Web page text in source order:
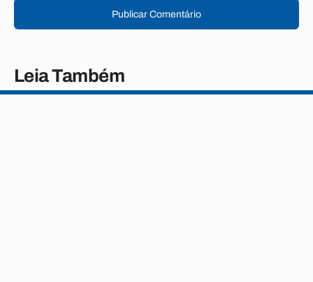
Publicar Comentário
Leia Também